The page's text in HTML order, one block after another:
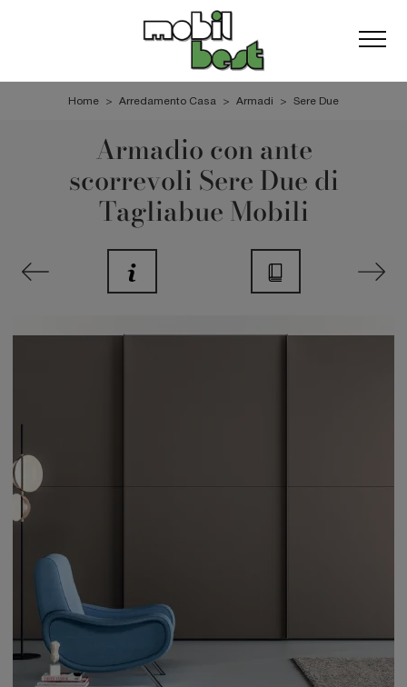
Home > Arredamento Casa > Armadi > Sere Due
Armadio con ante
scorrevoli Sere Due di
Tagliabue Mobili